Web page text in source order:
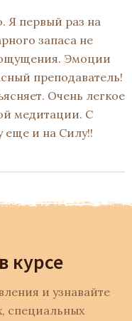
Я первый раз на
запаса не
ощущения. Эмоции
преподаватель!
Очень легкое
медитации. С
еще и на Силу!!
курсе
и узнавайте
специальных